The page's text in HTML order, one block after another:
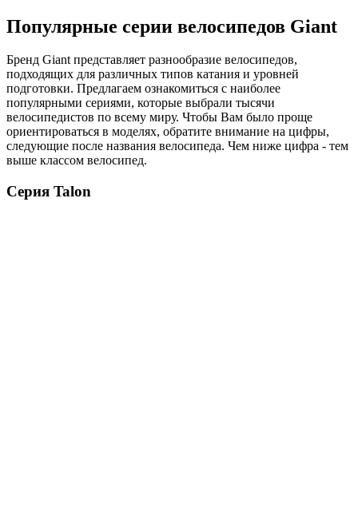
Популярные серии велосипедов Giant
Бренд Giant представляет разнообразие велосипедов,
подходящих для различных типов катания и уровней
подготовки. Предлагаем ознакомиться с наиболее
популярными сериями, которые выбрали тысячи
велосипедистов по всему миру. Чтобы Вам было проще
ориентироваться в моделях, обратите внимание на цифры,
следующие после названия велосипеда. Чем ниже цифра - тем
выше классом велосипед.
Серия Talon